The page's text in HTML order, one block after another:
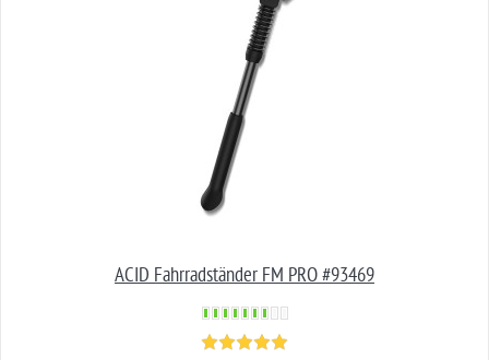
ACID Fahrradständer FM PRO #93469